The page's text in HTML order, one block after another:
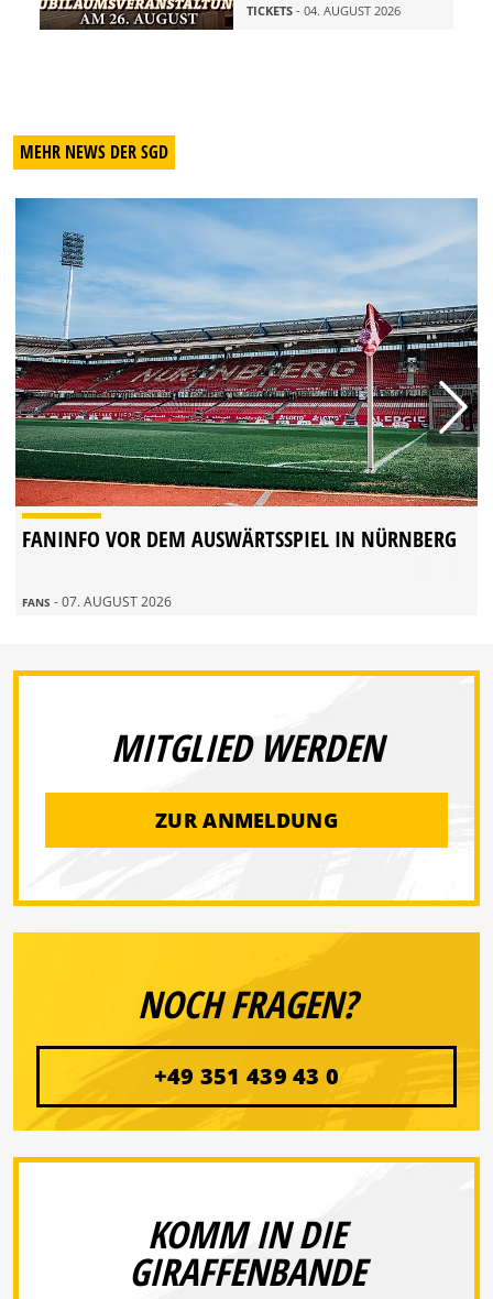
TICKETS - 04. AUGUST 2026
MEHR NEWS DER SGD
FANINFO VOR DEM AUSWÄRTSSPIEL IN NÜRNBERG
FANS - 07. AUGUST 2026
MITGLIED WERDEN
ZUR ANMELDUNG
NOCH FRAGEN?
+49 351 439 43 0
KOMM IN DIE
GIRAFFENBANDE